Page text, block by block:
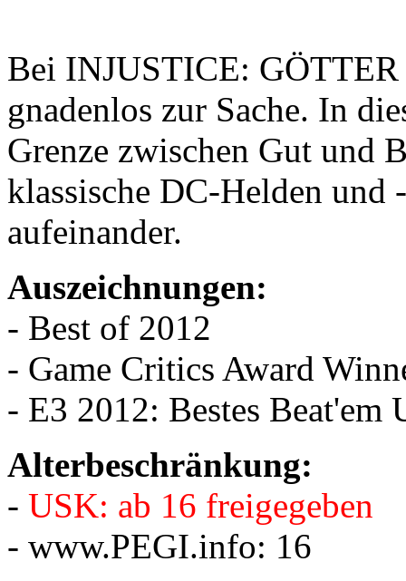
Bei INJUSTICE:
gnadenlos zur Sache. In
Grenze zwischen Gut und
klassische DC-Helden und
aufeinander.
Auszeichnungen:
- Best of 2012
- Game Critics Award
- E3 2012: Bestes Beat'em
Alterbeschränkung:
- USK: ab 16 freigegeben
- www.PEGI.info: 16